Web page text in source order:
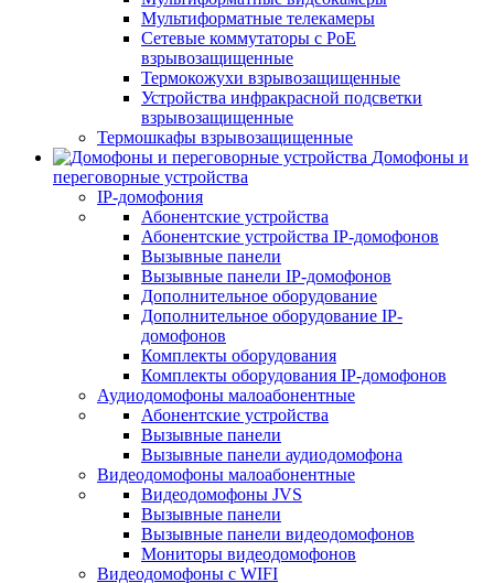
Мультиформатные телекамеры
Сетевые коммутаторы с РоЕ
взрывозащищенные
Термокожухи взрывозащищенные
Устройства инфракрасной подсветки
взрывозащищенные
Термошкафы взрывозащищенные
Домофоны и
переговорные устройства
IP-домофония
Абонентские устройства
Абонентские устройства IP-домофонов
Вызывные панели
Вызывные панели IP-домофонов
Дополнительное оборудование
Дополнительное оборудование IP-
домофонов
Комплекты оборудования
Комплекты оборудования IP-домофонов
Аудиодомофоны малоабонентные
Абонентские устройства
Вызывные панели
Вызывные панели аудиодомофона
Видеодомофоны малоабонентные
Видеодомофоны JVS
Вызывные панели
Вызывные панели видеодомофонов
Мониторы видеодомофонов
Видеодомофоны с WIFI